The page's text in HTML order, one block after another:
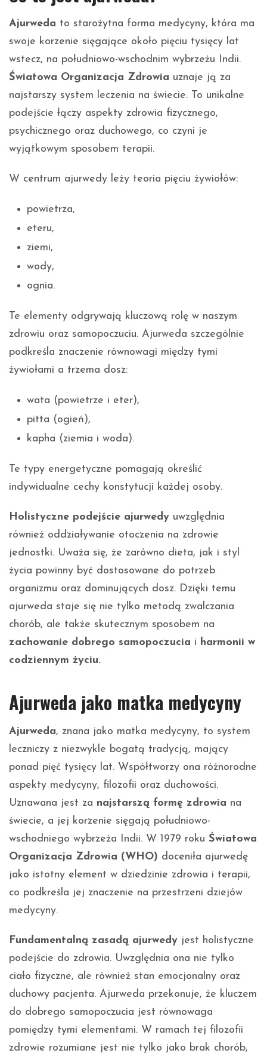
Ajurweda to starożytna forma medycyny, która ma
swoje korzenie sięgające około pięciu tysięcy lat
wstecz, na południowo-wschodnim wybrzeżu Indii.
Światowa Organizacja Zdrowia uznaje ją za
najstarszy system leczenia na świecie. To unikalne
podejście łączy aspekty zdrowia fizycznego,
psychicznego oraz duchowego, co czyni je
wyjątkowym sposobem terapii.
W centrum ajurwedy leży teoria pięciu żywiołów:
powietrza,
eteru,
ziemi,
wody,
ognia.
Te elementy odgrywają kluczową rolę w naszym
zdrowiu oraz samopoczuciu. Ajurweda szczególnie
podkreśla znaczenie równowagi między tymi
żywiołami a trzema dosz:
wata (powietrze i eter),
pitta (ogień),
kapha (ziemia i woda).
Te typy energetyczne pomagają określić
indywidualne cechy konstytucji każdej osoby.
Holistyczne podejście ajurwedy uwzględnia
również oddziaływanie otoczenia na zdrowie
jednostki. Uważa się, że zarówno dieta, jak i styl
życia powinny być dostosowane do potrzeb
organizmu oraz dominujących dosz. Dzięki temu
ajurweda staje się nie tylko metodą zwalczania
chorób, ale także skutecznym sposobem na
zachowanie dobrego samopoczucia i harmonii w
codziennym życiu.
Ajurweda jako matka medycyny
Ajurweda, znana jako matka medycyny, to system
leczniczy z niezwykle bogatą tradycją, mający
ponad pięć tysięcy lat. Współtworzy ona różnorodne
aspekty medycyny, filozofii oraz duchowości.
Uznawana jest za najstarszą formę zdrowia na
świecie, a jej korzenie sięgają południowo-
wschodniego wybrzeża Indii. W 1979 roku Światowa
Organizacja Zdrowia (WHO) doceniła ajurwedę
jako istotny element w dziedzinie zdrowia i terapii,
co podkreśla jej znaczenie na przestrzeni dziejów
medycyny.
Fundamentalną zasadą ajurwedy jest holistyczne
podejście do zdrowia. Uwzględnia ona nie tylko
ciało fizyczne, ale również stan emocjonalny oraz
duchowy pacjenta. Ajurweda przekonuje, że kluczem
do dobrego samopoczucia jest równowaga
pomiędzy tymi elementami. W ramach tej filozofii
zdrowie rozumiane jest nie tylko jako brak chorób,